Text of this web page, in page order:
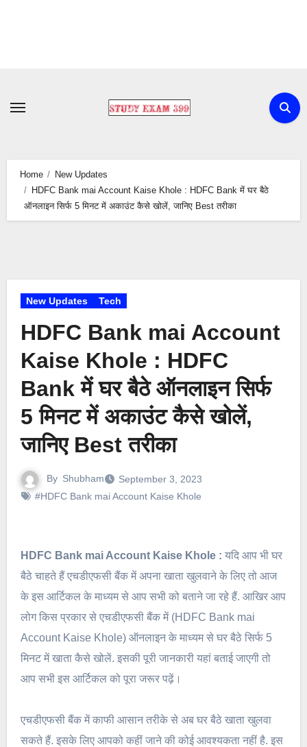
content
Home
New Updates
HDFC Bank mai Account Kaise Khole : HDFC Bank में घर बैठे
ऑनलाइन सिर्फ 5 मिनट में अकाउंट कैसे खोलें, जानिए Best तरीका
New Updates Tech
HDFC Bank mai Account
Kaise Khole : HDFC
Bank में घर बैठे ऑनलाइन सिर्फ
5 मिनट में अकाउंट कैसे खोलें,
जानिए Best तरीका
By Shubham
September 3, 2023
#HDFC Bank mai Account Kaise Khole
HDFC Bank mai Account Kaise Khole : यदि आप भी घर
बैठे चाहते हैं एचडीएफसी बैंक में अपना खाता खुलवाने के लिए तो आज
के इस आर्टिकल के माध्यम से आप सभी को बताने जा रहे हैं. आखिर आप
लोग किस प्रकार से एचडीएफसी बैंक में (HDFC Bank mai
Account Kaise Khole) ऑनलाइन के माध्यम से घर बैठे सिर्फ 5
मिनट में खाता कैसे खोलें. इसकी पूरी जानकारी यहां बताई जाएगी तो
आप सभी इस आर्टिकल को पूरा जरूर पढ़ें।
एचडीएफसी बैंक में काफी आसान तरीके से अब घर बैठे खाता खुलवा
सकते हैं. इसके लिए आपको कहीं जाने की कोई आवश्यकता नहीं है. इस